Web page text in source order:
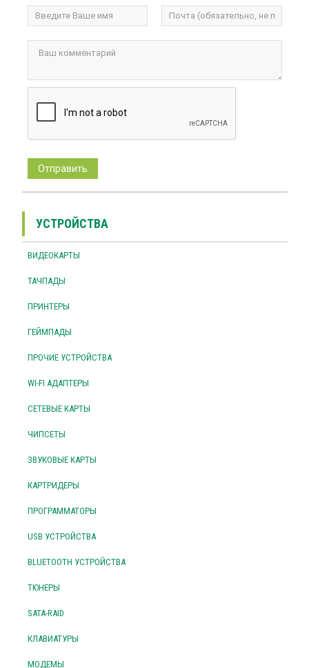
УСТРОЙСТВА
ВИДЕОКАРТЫ
ТАЧПАДЫ
ПРИНТЕРЫ
ГЕЙМПАДЫ
ПРОЧИЕ УСТРОЙСТВА
WI-FI АДАПТЕРЫ
СЕТЕВЫЕ КАРТЫ
ЧИПСЕТЫ
ЗВУКОВЫЕ КАРТЫ
КАРТРИДЕРЫ
ПРОГРАММАТОРЫ
USB УСТРОЙСТВА
BLUETOOTH УСТРОЙСТВА
ТЮНЕРЫ
SATA-RAID
КЛАВИАТУРЫ
МОДЕМЫ